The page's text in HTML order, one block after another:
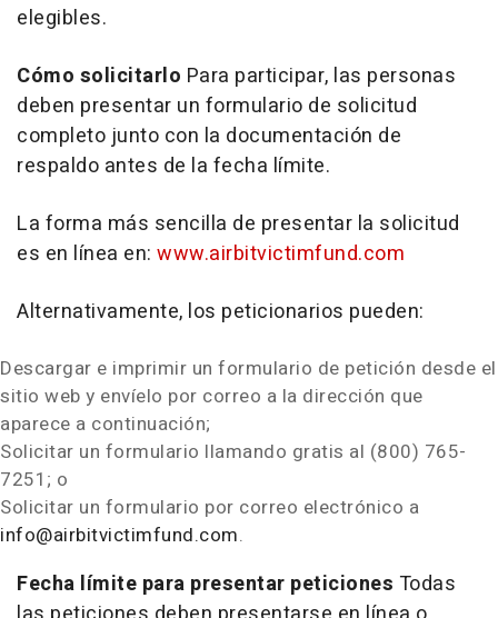
elegibles.
Cómo solicitarlo Para participar, las personas
deben presentar un formulario de solicitud
completo junto con la documentación de
respaldo antes de la fecha límite.
La forma más sencilla de presentar la solicitud
es en línea en: www.airbitvictimfund.com
Alternativamente, los peticionarios pueden:
Descargar e imprimir un formulario de petición desde el
sitio web y envíelo por correo a la dirección que
aparece a continuación;
Solicitar un formulario llamando gratis al (800) 765-
7251; o
Solicitar un formulario por correo electrónico a
info@airbitvictimfund.com.
Fecha límite para presentar peticiones Todas